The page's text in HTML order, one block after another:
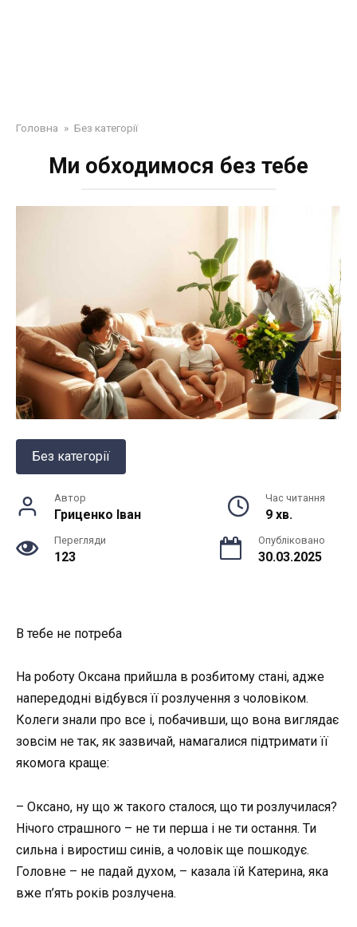
Головна » Без категорії
Ми обходимося без тебе
Без категорії
Автор
Гриценко Іван
Час читання
9 хв.
Перегляди
123
Опубліковано
30.03.2025
В тебе не потреба
На роботу Оксана прийшла в розбитому стані, адже
напередодні відбувся її розлучення з чоловіком.
Колеги знали про все і, побачивши, що вона виглядає
зовсім не так, як зазвичай, намагалися підтримати її
якомога краще:
– Оксано, ну що ж такого сталося, що ти розлучилася?
Нічого страшного – не ти перша і не ти остання. Ти
сильна і виростиш синів, а чоловік ще пошкодує.
Головне – не падай духом, – казала їй Катерина, яка
вже п’ять років розлучена.